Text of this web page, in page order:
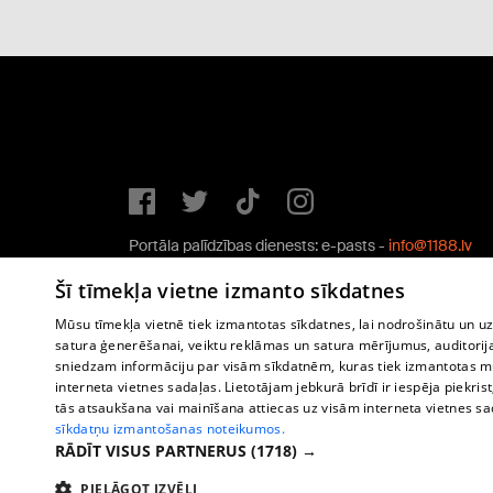
Portāla palīdzības dienests: e-pasts - info@1188.lv
Copyright © 2004-2026 SIA HELIO MEDIA.
Šī tīmekļa vietne izmanto sīkdatnes
Mūsu tīmekļa vietnē tiek izmantotas sīkdatnes, lai nodrošinātu un
satura ģenerēšanai, veiktu reklāmas un satura mērījumus,
sniedzam informāciju par visām sīkdatnēm, kuras tiek izmantotas
interneta vietnes sadaļas. Lietotājam jebkurā brīdī ir iespēja
tās atsaukšana vai mainīšana attiecas uz visām interneta vietnes
sīkdatņu izmantošanas noteikumos.
RĀDĪT VISUS PARTNERUS (1718) →
PIELĀGOT IZVĒLI